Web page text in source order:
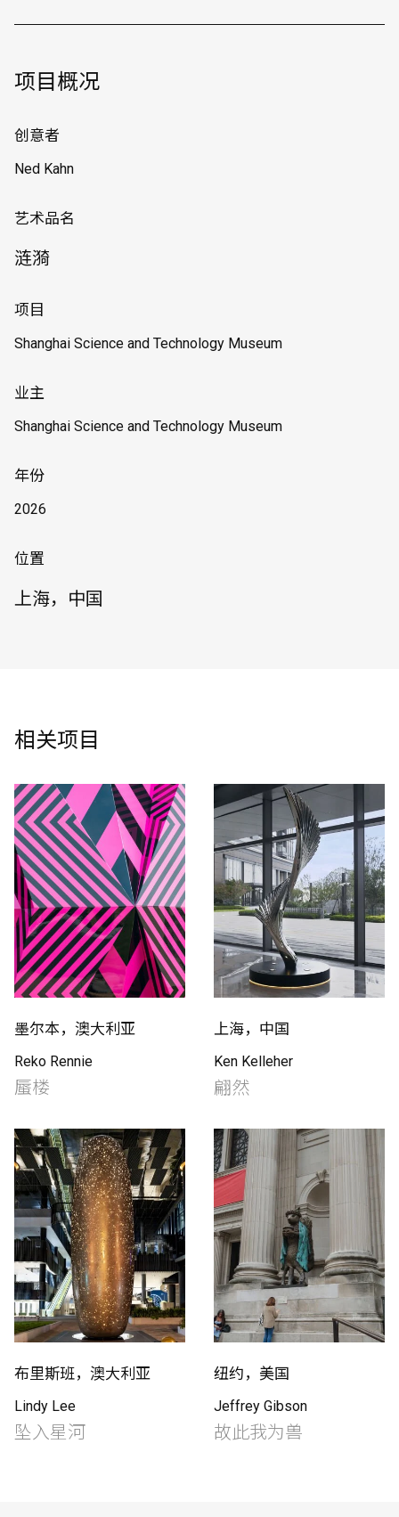
项目概况
创意者
Ned Kahn
艺术品名
涟漪
项目
Shanghai Science and Technology Museum
业主
Shanghai Science and Technology Museum
年份
2026
位置
上海，中国
相关项目
墨尔本，澳大利亚
Reko Rennie
蜃楼
上海，中国
Ken Kelleher
翩然
布里斯班，澳大利亚
Lindy Lee
坠入星河
纽约，美国
Jeffrey Gibson
故此我为兽